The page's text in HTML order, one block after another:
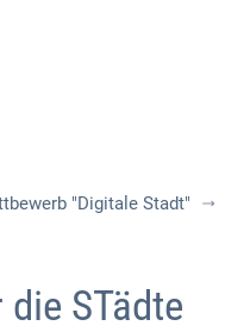
"Digitale Stadt"
STädte